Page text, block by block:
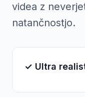
videa z
natančnostjo.
✓ Ultra